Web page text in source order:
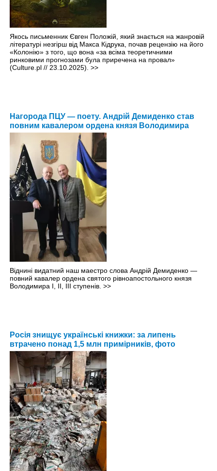
Якось письменник Євген Положій, який знається на жанровій
літературі незгірш від Макса Кідрука, почав рецензію на його
«Колонію» з того, що вона «за всіма теоретичними
ринковими прогнозами була приречена на провал»
(Culture.pl // 23.10.2025). >>
Нагорода ПЦУ — поету. Андрій Демиденко став
повним кавалером ордена князя Володимира
Віднині видатний наш маестро слова Андрій Демиденко —
повний кавалер ордена святого рівноапостольного князя
Володимира І, ІІ, ІІІ ступенів. >>
Росія знищує українські книжки: за липень
втрачено понад 1,5 млн примірників, фото